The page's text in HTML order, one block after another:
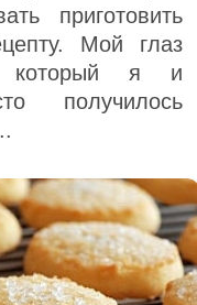
приготовить
Мой глаз
который я и
получилось